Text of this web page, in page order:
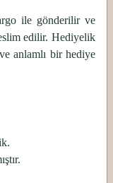
ile gönderilir ve
edilir. Hediyelik
anlamlı bir hediye